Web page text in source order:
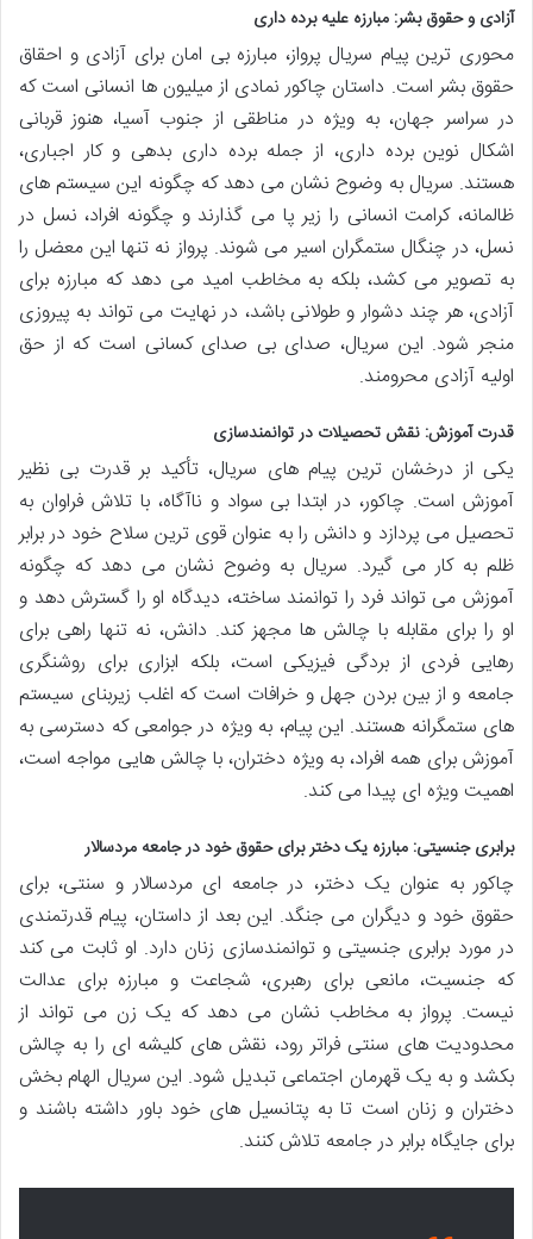
آزادی و حقوق بشر: مبارزه علیه برده داری
محوری ترین پیام سریال پرواز، مبارزه بی امان برای آزادی و احقاق
حقوق بشر است. داستان چاکور نمادی از میلیون ها انسانی است که
در سراسر جهان، به ویژه در مناطقی از جنوب آسیا، هنوز قربانی
اشکال نوین برده داری، از جمله برده داری بدهی و کار اجباری،
هستند. سریال به وضوح نشان می دهد که چگونه این سیستم های
ظالمانه، کرامت انسانی را زیر پا می گذارند و چگونه افراد، نسل در
نسل، در چنگال ستمگران اسیر می شوند. پرواز نه تنها این معضل را
به تصویر می کشد، بلکه به مخاطب امید می دهد که مبارزه برای
آزادی، هر چند دشوار و طولانی باشد، در نهایت می تواند به پیروزی
منجر شود. این سریال، صدای بی صدای کسانی است که از حق
اولیه آزادی محرومند.
قدرت آموزش: نقش تحصیلات در توانمندسازی
یکی از درخشان ترین پیام های سریال، تأکید بر قدرت بی نظیر
آموزش است. چاکور، در ابتدا بی سواد و ناآگاه، با تلاش فراوان به
تحصیل می پردازد و دانش را به عنوان قوی ترین سلاح خود در برابر
ظلم به کار می گیرد. سریال به وضوح نشان می دهد که چگونه
آموزش می تواند فرد را توانمند ساخته، دیدگاه او را گسترش دهد و
او را برای مقابله با چالش ها مجهز کند. دانش، نه تنها راهی برای
رهایی فردی از بردگی فیزیکی است، بلکه ابزاری برای روشنگری
جامعه و از بین بردن جهل و خرافات است که اغلب زیربنای سیستم
های ستمگرانه هستند. این پیام، به ویژه در جوامعی که دسترسی به
آموزش برای همه افراد، به ویژه دختران، با چالش هایی مواجه است،
اهمیت ویژه ای پیدا می کند.
برابری جنسیتی: مبارزه یک دختر برای حقوق خود در جامعه مردسالار
چاکور به عنوان یک دختر، در جامعه ای مردسالار و سنتی، برای
حقوق خود و دیگران می جنگد. این بعد از داستان، پیام قدرتمندی
در مورد برابری جنسیتی و توانمندسازی زنان دارد. او ثابت می کند
که جنسیت، مانعی برای رهبری، شجاعت و مبارزه برای عدالت
نیست. پرواز به مخاطب نشان می دهد که یک زن می تواند از
محدودیت های سنتی فراتر رود، نقش های کلیشه ای را به چالش
بکشد و به یک قهرمان اجتماعی تبدیل شود. این سریال الهام بخش
دختران و زنان است تا به پتانسیل های خود باور داشته باشند و
برای جایگاه برابر در جامعه تلاش کنند.